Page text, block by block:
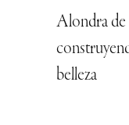
Alondra de
belleza